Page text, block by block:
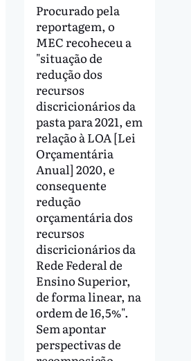
Procurado pela
reportagem, o
MEC recoheceu a
"situação de
redução dos
recursos
discricionários da
pasta para 2021, em
relação à LOA [Lei
Orçamentária
Anual] 2020, e
consequente
redução
orçamentária dos
recursos
discricionários da
Rede Federal de
Ensino Superior,
de forma linear, na
ordem de 16,5%".
Sem apontar
perspectivas de